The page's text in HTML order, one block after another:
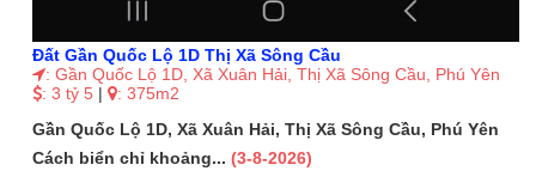
Đất Gần Quốc Lộ 1D Thị Xã Sông Cầu
: Gần Quốc Lộ 1D, Xã Xuân Hải, Thị Xã Sông Cầu, Phú Yên
: 3 tỷ 5 | : 375m2
Gần Quốc Lộ 1D, Xã Xuân Hải, Thị Xã Sông Cầu, Phú Yên
Cách biển chỉ khoảng...(3-8-2026)